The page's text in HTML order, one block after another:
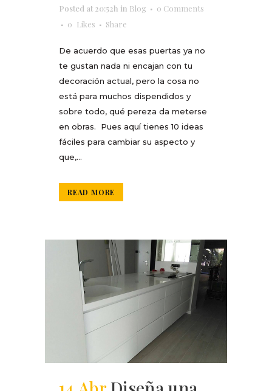
Posted at 20:52h in Blog
0 Comments
0 Likes Share
De acuerdo que esas puertas ya no
te gustan nada ni encajan con tu
decoración actual, pero la cosa no
está para muchos dispendidos y
sobre todo, qué pereza da meterse
en obras. Pues aquí tienes 10 ideas
fáciles para cambiar su aspecto y
que,...
READ MORE